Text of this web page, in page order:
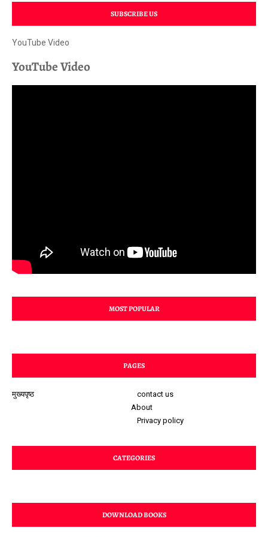
SUBSCRIBE US
YouTube Video
YouTube Video
MOST POPULAR
PAGES
मुख्यपृष्ठ
contact us
About
Privacy policy
CATEGORIES
DOWNLOAD BOOKS